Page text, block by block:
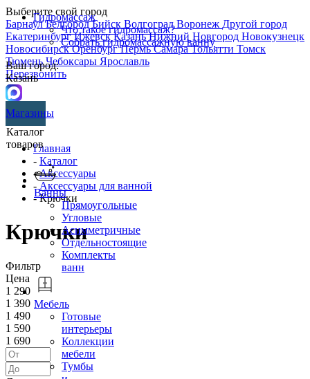
Выберите свой город
БарнаулБелгородБийск ВолгоградВоронеж Другой город
ЕкатеринбургИжевскКазаньНижний Новгород Новокузнецк
НовосибирскОренбургПермьСамараТольятти Томск
ТюменьЧебоксары Ярославль
Перезвонить
Гидромассаж
Что такое гидромассаж?
Собрать гидромассажную ванну
Ваш город:
Казань
Магазины
Каталог
товаров
Ванны
Прямоугольные
Угловые
Асимметричные
Отдельностоящие
Комплекты
ванн
Мебель
Готовые
интерьеры
Коллекции
мебели
Тумбы
Главная
- Каталог
-Аксессуары
- Аксессуары для ванной
- Крючки
Крючки
Фильтр
Цена
1 290
1 390
1 490
1 590
1 690